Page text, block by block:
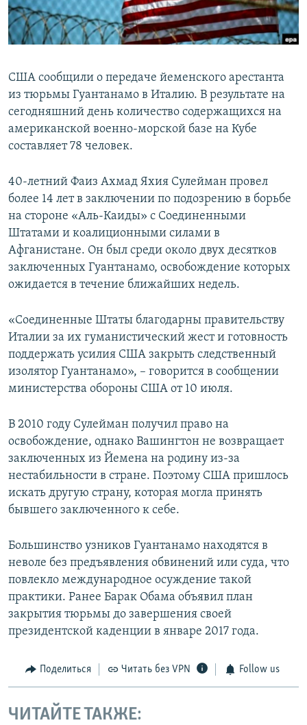
ПОБЕДИТЕЛЕЙ НЕ СУДЯТ?
КРЫМ.НЕПОКОРЕННЫЙ
УКРАИНСКАЯ ПРОБЛЕМА КРЫМА
ПРИСОЕДИНЯЙТЕСЬ!
Все сайты RFE/RL
США сообщили о передаче йеменского арестанта
из тюрьмы Гуантанамо в Италию. В результате на
сегодняшний день количество содержащихся на
американской военно-морской базе на Кубе
составляет 78 человек.
40-летний Фаиз Ахмад Яхия Сулейман провел
более 14 лет в заключении по подозрению в борьбе
на стороне «Аль-Каиды» с Соединенными
Штатами и коалиционными силами в
Афганистане. Он был среди около двух десятков
заключенных Гуантанамо, освобождение которых
ожидается в течение ближайших недель.
«Соединенные Штаты благодарны правительству
Италии за их гуманистический жест и готовность
поддержать усилия США закрыть следственный
изолятор Гуантанамо», – говорится в сообщении
министерства обороны США от 10 июля.
В 2010 году Сулейман получил право на
освобождение, однако Вашингтон не возвращает
заключенных из Йемена на родину из-за
нестабильности в стране. Поэтому США пришлось
искать другую страну, которая могла принять
бывшего заключенного к себе.
Большинство узников Гуантанамо находятся в
неволе без предъявления обвинений или суда, что
повлекло международное осуждение такой
практики. Ранее Барак Обама объявил план
закрытия тюрьмы до завершения своей
президентской каденции в январе 2017 года.
Поделиться Читать без VPN Follow us
ЧИТАЙТЕ ТАКЖЕ: